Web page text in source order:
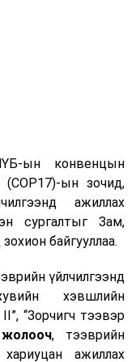
ын конвенцын
ын зочид,
ажиллах
сургалтыг Зам,
байгууллаа.
үйлчилгээнд
хэвшлийн
“Зорчигч тээвэр
, тээврийн
ажиллах